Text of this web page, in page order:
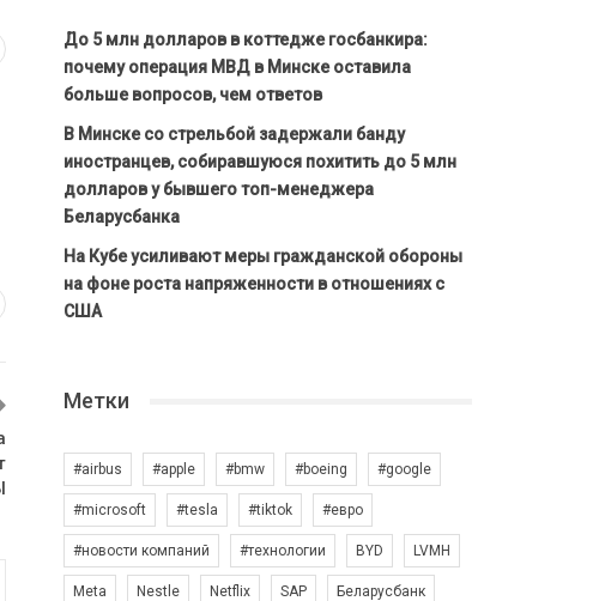
До 5 млн долларов в коттедже госбанкира:
почему операция МВД в Минске оставила
больше вопросов, чем ответов
В Минске со стрельбой задержали банду
иностранцев, собиравшуюся похитить до 5 млн
долларов у бывшего топ-менеджера
Беларусбанка
На Кубе усиливают меры гражданской обороны
на фоне роста напряженности в отношениях с
США
Метки
#airbus #apple #bmw #boeing #google
#microsoft #tesla #tiktok #евро
#новости компаний #технологии BYD LVMH
Meta Nestle Netflix SAP Беларусбанк